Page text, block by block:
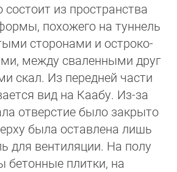
из пространства
похожего на туннель
сторонами и остро­ко­
между сваленными друг
скал. Из передней части
вид на Каабу. Из-за
отверстие было закрыто
была оставлена ​​лишь
для вентиляции. На полу
плитки, на